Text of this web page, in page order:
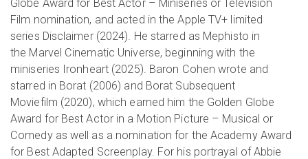
Globe Award for Best Actor – Miniseries or Television
Film nomination, and acted in the Apple TV+ limited
series Disclaimer (2024). He starred as Mephisto in
the Marvel Cinematic Universe, beginning with the
miniseries Ironheart (2025). Baron Cohen wrote and
starred in Borat (2006) and Borat Subsequent
Moviefilm (2020), which earned him the Golden Globe
Award for Best Actor in a Motion Picture – Musical or
Comedy as well as a nomination for the Academy Award
for Best Adapted Screenplay. For his portrayal of Abbie